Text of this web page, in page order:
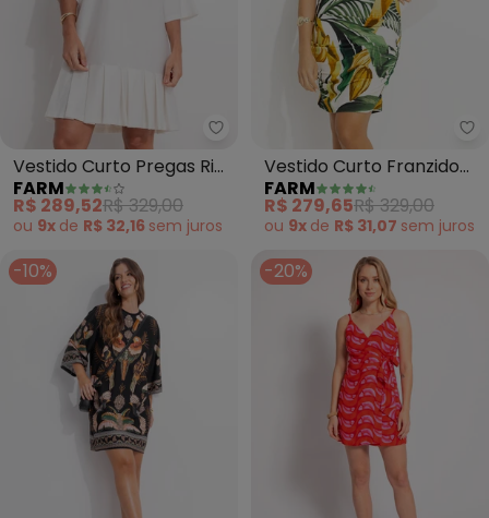
Farm - Vestido Curto Pregas
Vestido Curto Pregas Rio
Flor (Off White)
FARM
R$ 289,52R$ 329,00
ou 9x de R$ 32,16 sem juros
Vestido Curto Franzido
Bananarte (Verde)
FARM
R$ 279,65R$ 329,00
ou 9x de R$ 31,07 sem juros
-10% -20%